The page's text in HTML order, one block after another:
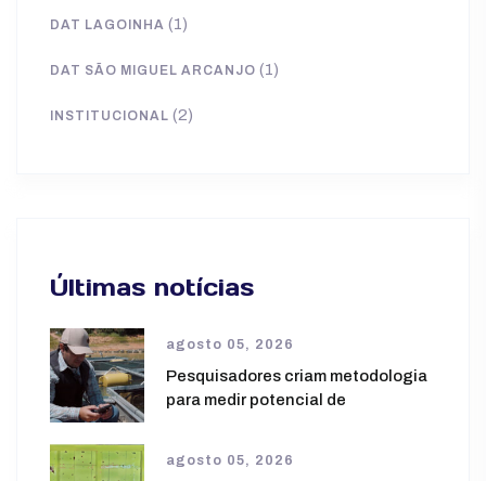
DAT LAGOINHA (1)
DAT SÃO MIGUEL ARCANJO (1)
INSTITUCIONAL (2)
Últimas notícias
agosto 05, 2026
Pesquisadores criam metodologia
para medir potencial de
agosto 05, 2026